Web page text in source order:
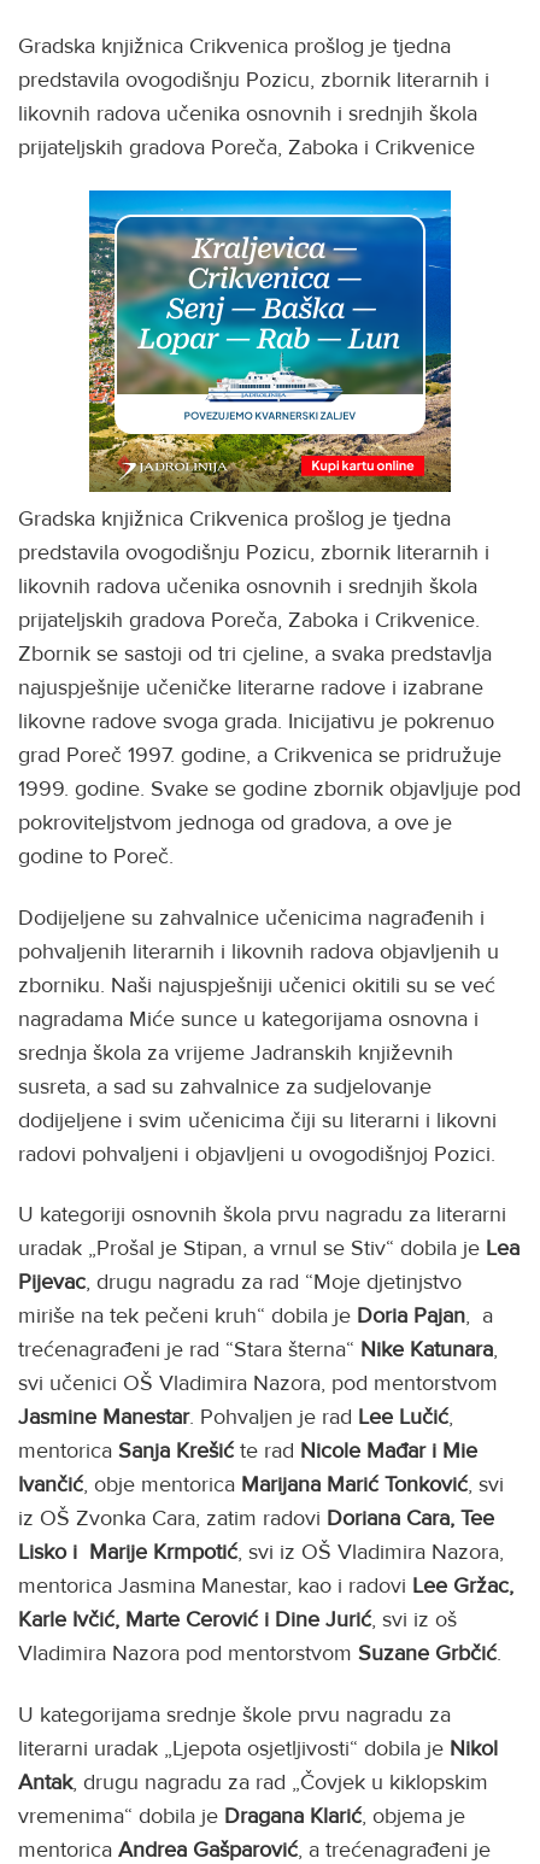
Gradska knjižnica Crikvenica prošlog je tjedna
predstavila ovogodišnju Pozicu, zbornik literarnih i
likovnih radova učenika osnovnih i srednjih škola
prijateljskih gradova Poreča, Zaboka i Crikvenice
Gradska knjižnica Crikvenica prošlog je tjedna
predstavila ovogodišnju Pozicu, zbornik literarnih i
likovnih radova učenika osnovnih i srednjih škola
prijateljskih gradova Poreča, Zaboka i Crikvenice.
Zbornik se sastoji od tri cjeline, a svaka predstavlja
najuspješnije učeničke literarne radove i izabrane
likovne radove svoga grada. Inicijativu je pokrenuo
grad Poreč 1997. godine, a Crikvenica se pridružuje
1999. godine. Svake se godine zbornik objavljuje pod
pokroviteljstvom jednoga od gradova, a ove je
godine to Poreč.
Dodijeljene su zahvalnice učenicima nagrađenih i
pohvaljenih literarnih i likovnih radova objavljenih u
zborniku. Naši najuspješniji učenici okitili su se već
nagradama Miće sunce u kategorijama osnovna i
srednja škola za vrijeme Jadranskih književnih
susreta, a sad su zahvalnice za sudjelovanje
dodijeljene i svim učenicima čiji su literarni i likovni
radovi pohvaljeni i objavljeni u ovogodišnjoj Pozici.
U kategoriji osnovnih škola prvu nagradu za literarni
uradak „Prošal je Stipan, a vrnul se Stiv“ dobila je Lea
Pijevac, drugu nagradu za rad “Moje djetinjstvo
miriše na tek pečeni kruh“ dobila je Doria Pajan, a
trećenagrađeni je rad “Stara šterna“ Nike Katunara,
svi učenici OŠ Vladimira Nazora, pod mentorstvom
Jasmine Manestar. Pohvaljen je rad Lee Lučić,
mentorica Sanja Krešićte rad Nicole Mađar i Mie
Ivančić, obje mentorica Marijana Marić Tonković, svi
iz OŠ Zvonka Cara, zatim radovi Doriana Cara, Tee
Lisko i Marije Krmpotić, svi iz OŠ Vladimira Nazora,
mentorica Jasmina Manestar, kao i radovi Lee Gržac,
Karle Ivčić, Marte Cerović i Dine Jurić, svi iz oš
Vladimira Nazora pod mentorstvom Suzane Grbčić.
U kategorijama srednje škole prvu nagradu za
literarni uradak „Ljepota osjetljivosti“ dobila je Nikol
Antak, drugu nagradu za rad „Čovjek u kiklopskim
vremenima“ dobila je Dragana Klarić, objema je
mentorica Andrea Gašparović, a trećenagrađeni je